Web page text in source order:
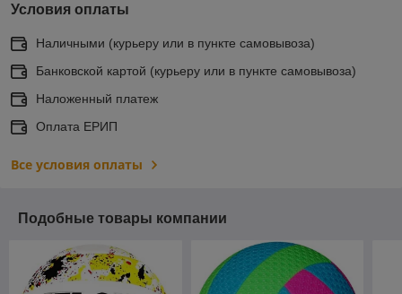
Условия оплаты
Наличными (курьеру или в пункте самовывоза)
Банковской картой (курьеру или в пункте самовывоза)
Наложенный платеж
Оплата ЕРИП
Все условия оплаты
Подобные товары компании